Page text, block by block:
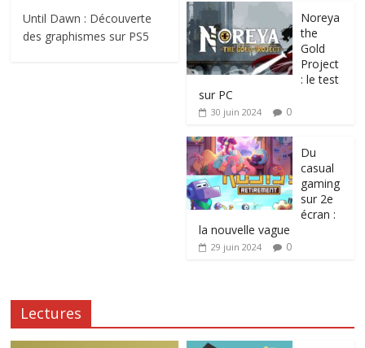
Until Dawn : Découverte
des graphismes sur PS5
Noreya
the
Gold
Project
: le test
sur PC
30 juin 2024 0
Du
casual
gaming
sur 2e
écran :
la nouvelle vague
29 juin 2024 0
Lectures